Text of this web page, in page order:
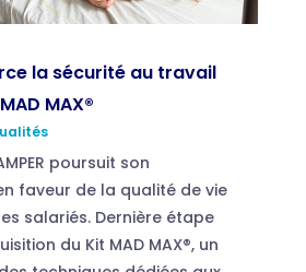
la sécurité au travail
MAX®
poursuit son
faveur de la qualité de vie
salariés. Dernière étape
du Kit MAD MAX®, un